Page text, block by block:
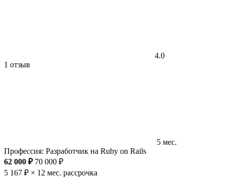
4.0
1 отзыв
5 мес.
Профессия: Разработчик на Ruby on Rails
62 000 ₽ 70 000 ₽
5 167 ₽ × 12 мес. рассрочка